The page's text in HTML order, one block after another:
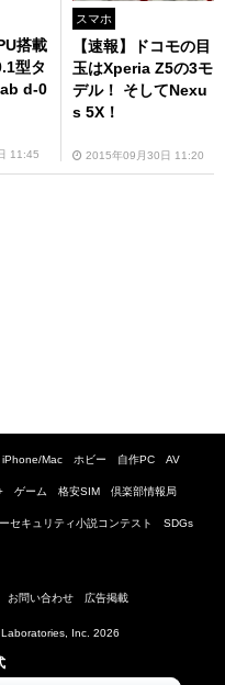
搭載
型タ
d-0
11:45
スマホ
【速報】ドコモの目
玉はXperia Z5の3モ
デル！ そしてNexu
s 5X！
2015年09月30日 11:20
iPhone/Mac ホビー 自作PC AV
ゲーム 格安SIM 倶楽部情報局
セキュリティ小説コンテスト SDGs
お問い合わせ 広告掲載
Inc. 2026